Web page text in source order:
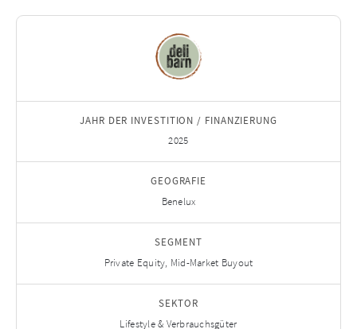
JAHR DER INVESTITION / FINANZIERUNG
2025
GEOGRAFIE
Benelux
SEGMENT
Private Equity, Mid-Market Buyout
SEKTOR
Lifestyle & Verbrauchsgüter